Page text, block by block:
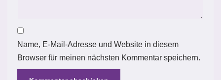
Name, E-Mail-Adresse und Website in diesem
Browser für meinen nächsten Kommentar speichern.